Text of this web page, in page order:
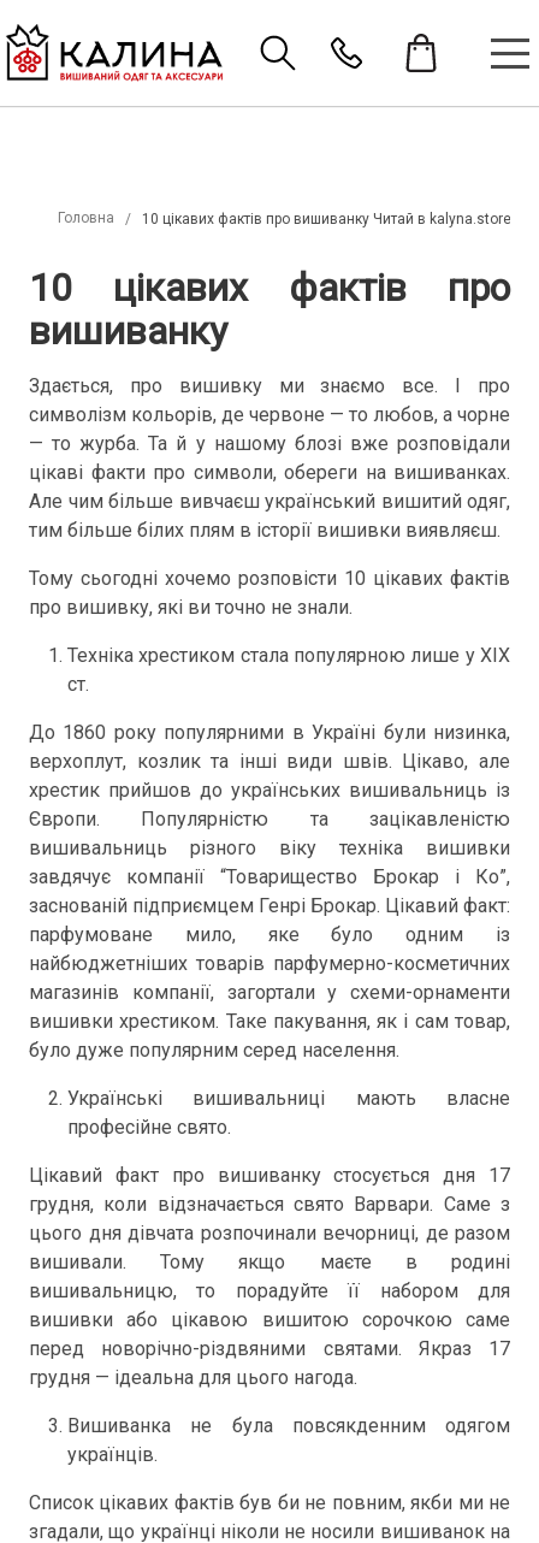
Головна 10 цікавих фактів про вишиванку Читай в kalyna.store
10 цікавих фактів про
вишиванку
Здається, про вишивку ми знаємо все. І про
символізм кольорів, де червоне — то любов, а чорне
— то журба. Та й у нашому блозі вже розповідали
цікаві факти про символи, обереги на вишиванках.
Але чим більше вивчаєш український вишитий одяг,
тим більше білих плям в історії вишивки виявляєш.
Тому сьогодні хочемо розповісти 10 цікавих фактів
про вишивку, які ви точно не знали.
Техніка хрестиком стала популярною лише у XIX
ст.
До 1860 року популярними в Україні були низинка,
верхоплут, козлик та інші види швів. Цікаво, але
хрестик прийшов до українських вишивальниць із
Європи. Популярністю та зацікавленістю
вишивальниць різного віку техніка вишивки
завдячує компанії “Товарищество Брокар і Ко”,
заснованій підприємцем Генрі Брокар. Цікавий факт:
парфумоване мило, яке було одним із
найбюджетніших товарів парфумерно-косметичних
магазинів компанії, загортали у схеми-орнаменти
вишивки хрестиком. Таке пакування, як і сам товар,
було дуже популярним серед населення.
Українські вишивальниці мають власне
професійне свято.
Цікавий факт про вишиванку стосується дня 17
грудня, коли відзначається свято Варвари. Саме з
цього дня дівчата розпочинали вечорниці, де разом
вишивали. Тому якщо маєте в родині
вишивальницю, то порадуйте її набором для
вишивки або цікавою вишитою сорочкою саме
перед новорічно-різдвяними святами. Якраз 17
грудня — ідеальна для цього нагода.
Вишиванка не була повсякденним одягом
українців.
Список цікавих фактів був би не повним, якби ми не
згадали, що українці ніколи не носили вишиванок на